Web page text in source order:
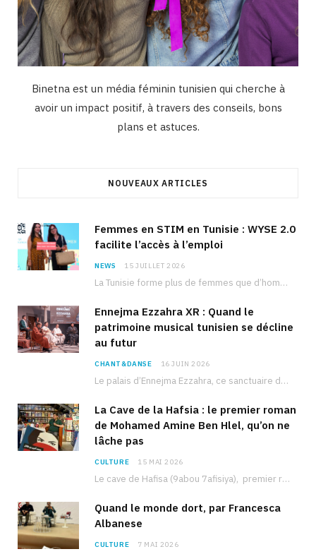
Binetna est un média féminin tunisien qui cherche à
avoir un impact positif, à travers des conseils, bons
plans et astuces.
NOUVEAUX ARTICLES
Femmes en STIM en Tunisie : WYSE 2.0
facilite l’accès à l’emploi
NEWS 15 JUILLET 2026
La Tunisie forme plus de femmes que d’hommes dans les filières scientifiques. Pourtant, pour beaucoup…
Ennejma Ezzahra XR : Quand le
patrimoine musical tunisien se décline
au futur
CHANT&DANSE 16 JUIN 2026
Le palais d’Ennejma Ezzahra, ce sanctuaire de la musique tunisienne et méditerranéenne construit par le…
La Cave de la Hafsia : le premier roman
de Mohamed Amine Ben Hlel, qu’on ne
lâche pas
CULTURE 15 MAI 2026
Le cave de Hafisa (9abou 7afisiya), premier roman du journaliste tunisien Mohamed Amine Ben Hlel,…
Quand le monde dort, par Francesca
Albanese
CULTURE 7 MAI 2026